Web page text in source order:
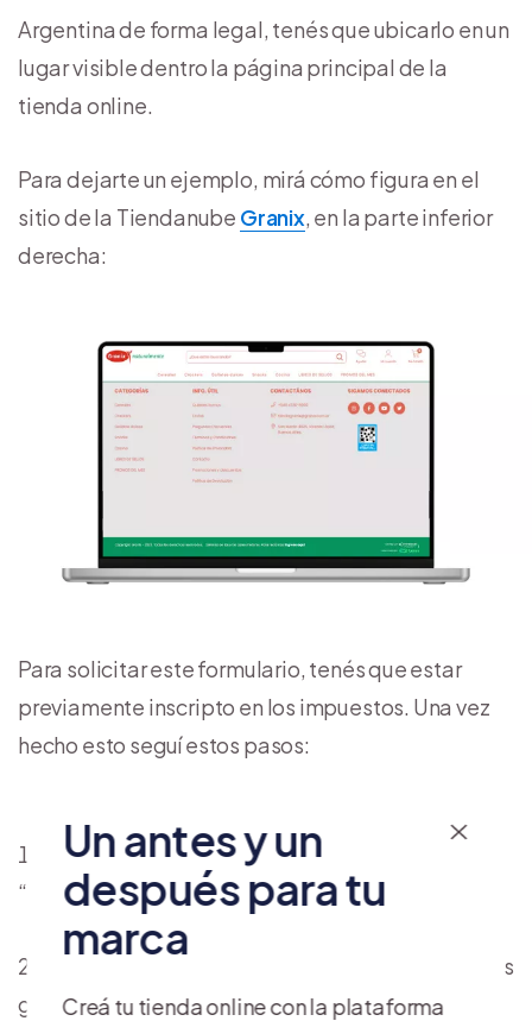
Argentina de forma legal, tenés que ubicarlo en un
lugar visible dentro la página principal de la
tienda online.
Para dejarte un ejemplo, mirá cómo figura en el
sitio de la Tiendanube Granix, en la parte inferior
derecha:
Para solicitar este formulario, tenés que estar
previamente inscripto en los impuestos. Una vez
hecho esto seguí estos pasos:
Ingresá con tuclave fiscalal servicio
“Formulario Nº 960/D”.
para el que estás
generando el formulario. Con esto vas a poder ver
Un antes y un
después para tu
marca
Creá tu tienda online con la plataforma